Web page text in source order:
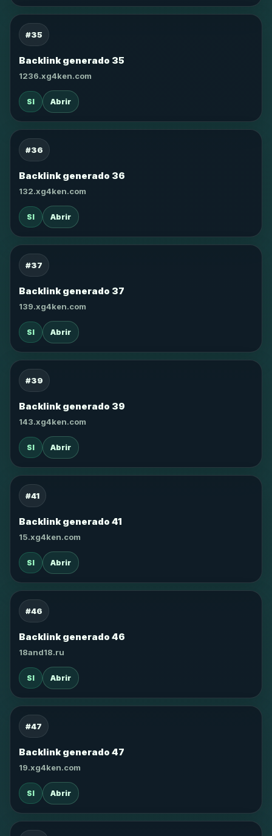
#35
Backlink generado 35
1236.xg4ken.com
SI Abrir
#36
Backlink generado 36
132.xg4ken.com
SI Abrir
#37
Backlink generado 37
139.xg4ken.com
SI Abrir
#39
Backlink generado 39
143.xg4ken.com
SI Abrir
#41
Backlink generado 41
15.xg4ken.com
SI Abrir
#46
Backlink generado 46
18and18.ru
SI Abrir
#47
Backlink generado 47
19.xg4ken.com
SI Abrir